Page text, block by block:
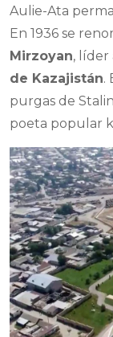
Aulie-Ata
En 1936 se
Mirzoyan, líder
de Kazajistán.
purgas de
poeta popular